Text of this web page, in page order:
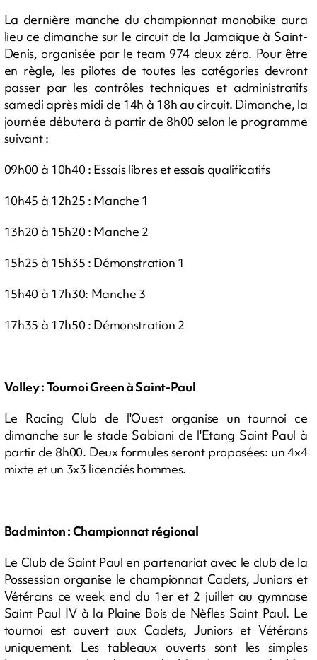
La dernière manche du championnat monobike aura
lieu ce dimanche sur le circuit de la Jamaique à Saint-
Denis, organisée par le team 974 deux zéro. Pour être
en règle, les pilotes de toutes les catégories devront
passer par les contrôles techniques et administratifs
samedi après midi de 14h à 18h au circuit. Dimanche, la
journée débutera à partir de 8h00 selon le programme
suivant :
09h00 à 10h40 : Essais libres et essais qualificatifs
10h45 à 12h25 : Manche 1
13h20 à 15h20 : Manche 2
15h25 à 15h35 : Démonstration 1
15h40 à 17h30: Manche 3
17h35 à 17h50 : Démonstration 2
Volley : Tournoi Green à Saint-Paul
Le Racing Club de l'Ouest organise un tournoi ce
dimanche sur le stade Sabiani de l'Etang Saint Paul à
partir de 8h00. Deux formules seront proposées: un 4x4
mixte et un 3x3 licenciés hommes.
Badminton : Championnat régional
Le Club de Saint Paul en partenariat avec le club de la
Possession organise le championnat Cadets, Juniors et
Vétérans ce week end du 1er et 2 juillet au gymnase
Saint Paul IV à la Plaine Bois de Nèfles Saint Paul. Le
tournoi est ouvert aux Cadets, Juniors et Vétérans
uniquement. Les tableaux ouverts sont les simples